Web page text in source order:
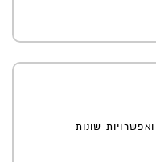
שונות